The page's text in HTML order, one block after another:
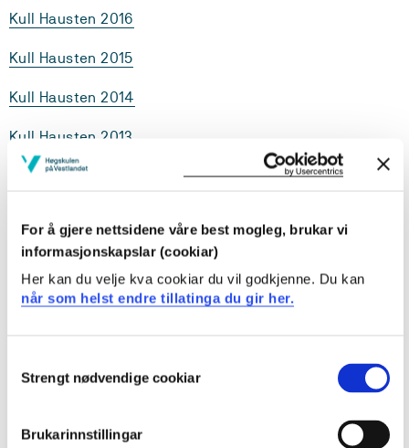
For å gjere nettsidene våre best mogleg, brukar vi
informasjonskapslar (cookiar)
Her kan du velje kva cookiar du vil godkjenne. Du kan
når som helst endre tillatinga du gir her.
Selection
Strengt nødvendige cookiar
Brukarinnstillingar
Kull Hausten 2016
Kull Hausten 2015
Kull Hausten 2014
Kull Hausten 2013
kompetanse er stort på ulike opplæringsarenaer. Dette
studiet gir deg en teoretisk og praksisorientert
innføring i tilpasset opplæring og spesialpedagogisk
arbeid.
tilpasset opplæring generelt og spesialpedagogiske
tiltak spesielt. Du kan ta på deg faglig ansvar for
kvalifisert for veiledning av kollegaer, elever og